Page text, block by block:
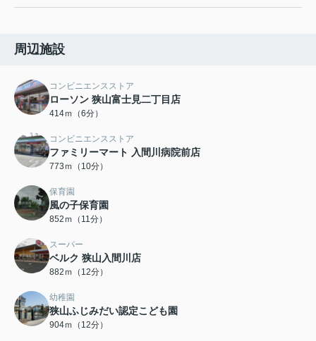
周辺施設
コンビニエンスストア
ローソン 狭山富士見二丁目店
414ｍ（6分）
コンビニエンスストア
ファミリーマート 入間川病院前店
773ｍ（10分）
保育園
風の子保育園
852ｍ（11分）
スーパー
ベルク 狭山入間川店
882ｍ（12分）
幼稚園
狭山ふじみだい認定こども園
904ｍ（12分）